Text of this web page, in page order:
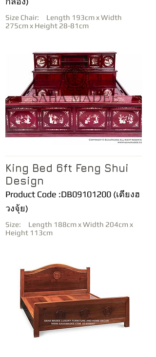
Size Chair: Length 193cm x Width
275cm x Height 28-81cm
King Bed 6ft Feng Shui
Design
Product Code :DB09101200 (เตียงฮ
วงจุ้ย)
Size: Length 188cm x Width 204cm x
Height 113cm